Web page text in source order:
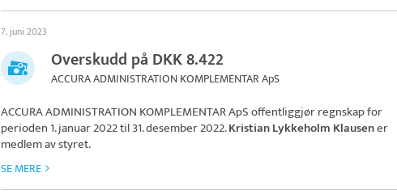
7. juni 2023
Overskudd på DKK 8.422
ACCURA ADMINISTRATION KOMPLEMENTAR ApS
ACCURA ADMINISTRATION KOMPLEMENTAR ApSoffentliggjør regnskap for
perioden 1. januar 2022 til 31. desember 2022.Kristian Lykkeholm Klausener
medlem av styret.
SE MERE